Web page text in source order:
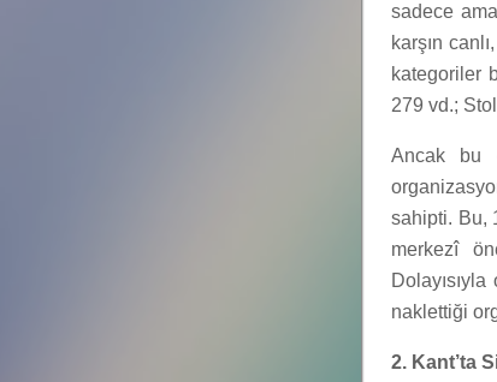
sadece
karşın
kategoriler
279 vd.;
Ancak bu
sahipti. Bu,
merkezî
naklettiği
2. Kant’ta